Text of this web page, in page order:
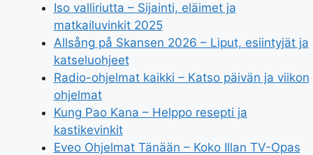
Iso valliriutta – Sijainti, eläimet ja
matkailuvinkit 2025
Allsång på Skansen 2026 – Liput, esiintyjät ja
katseluohjeet
Radio-ohjelmat kaikki – Katso päivän ja viikon
ohjelmat
Kung Pao Kana – Helppo resepti ja
kastikevinkit
Eveo Ohjelmat Tänään – Koko Illan TV-Opas